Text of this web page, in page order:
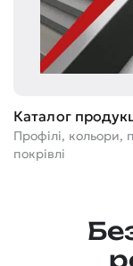
Каталог
Профілі, кольори,
покрівлі